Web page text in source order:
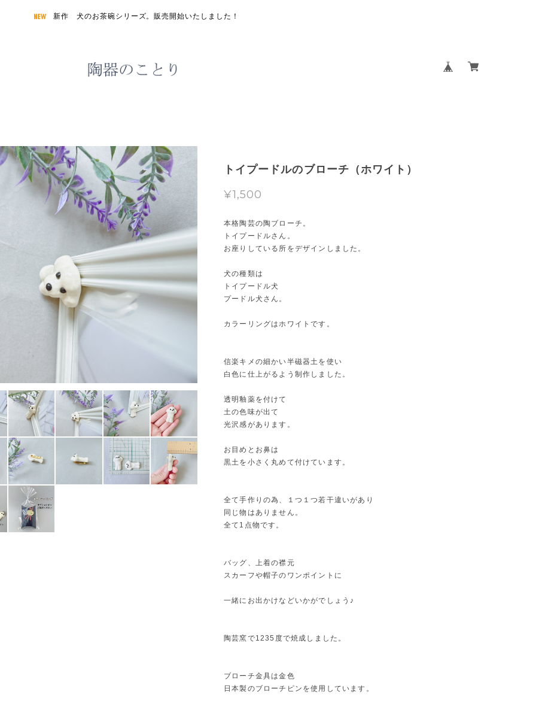
新作 犬のお茶碗シリーズ。販売開始いたしました！
トイプードルのブローチ（ホワイト）
¥1,500
本格陶芸の陶ブローチ。
トイプードルさん。
お座りしている所をデザインしました。
犬の種類は
トイプードル犬
プードル犬さん。
カラーリングはホワイトです。
信楽キメの細かい半磁器土を使い
白色に仕上がるよう制作しました。
透明釉薬を付けて
土の色味が出て
光沢感があります。
お目めとお鼻は
黒土を小さく丸めて付けています。
全て手作りの為、１つ１つ若干違いがあり
同じ物はありません。
全て1点物です。
バッグ、上着の襟元
スカーフや帽子のワンポイントに
一緒にお出かけなどいかがでしょう♪
陶芸窯で1235度で焼成しました。
ブローチ金具は金色
日本製のブローチピンを使用しています。